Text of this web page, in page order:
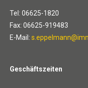
Tel: 06625-1820
Fax: 06625-919483
E-Mail:
Geschäftszeiten